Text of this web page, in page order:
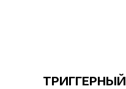
ТРИГГЕРНЫЙ